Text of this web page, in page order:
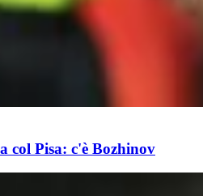
col Pisa: c'è Bozhinov